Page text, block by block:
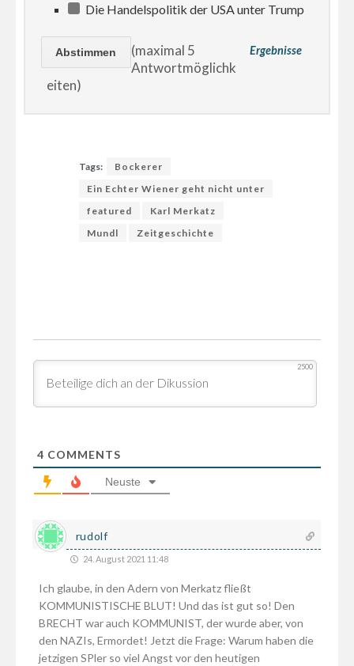
Die Handelspolitik der USA unter Trump
Ergebnisse
(maximal 5
Antwortmöglichk
eiten)
Tags:
Bockerer
Ein Echter Wiener geht nicht unter
featured
Karl Merkatz
Mundl
Zeitgeschichte
2500
4 COMMENTS
Neuste
rudolf
24. August 2021 11:48
Ich glaube, in den Adern von Merkatz fließt
KOMMUNISTISCHE BLUT! Und das ist gut so! Den
BRECHT war auch KOMMUNIST, der wurde aber, von
den NAZIs, Ermordet! Jetzt die Frage: Warum haben die
jetzigen SPler so viel Angst vor den heutigen